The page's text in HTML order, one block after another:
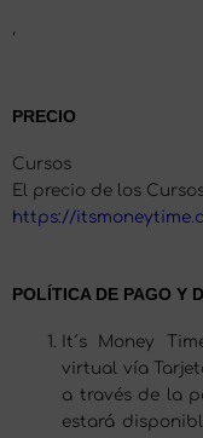
‘
PRECIO
Cursos
El precio de los
https://
POLÍTICA DE PAGO Y
It´s Money
virtual vía
a través de la
estará